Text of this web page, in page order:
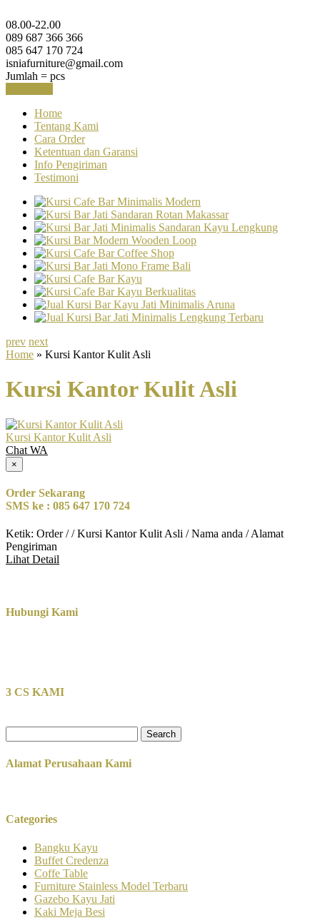
08.00-22.00
089 687 366 366
085 647 170 724
isniafurniture@gmail.com
Jumlah = pcs
Home
Tentang Kami
Cara Order
Ketentuan dan Garansi
Info Pengiriman
Testimoni
prev next
Home » Kursi Kantor Kulit Asli
Kursi Kantor Kulit Asli
Kursi Kantor Kulit Asli
Chat WA
×
Order Sekarang
SMS ke : 085 647 170 724
Ketik: Order / / Kursi Kantor Kulit Asli / Nama anda / Alamat
Pengiriman
Lihat Detail
Hubungi Kami
3 CS KAMI
for:
Alamat Perusahaan Kami
Categories
Bangku Kayu
Buffet Credenza
Coffe Table
Furniture Stainless Model Terbaru
Gazebo Kayu Jati
Kaki Meja Besi